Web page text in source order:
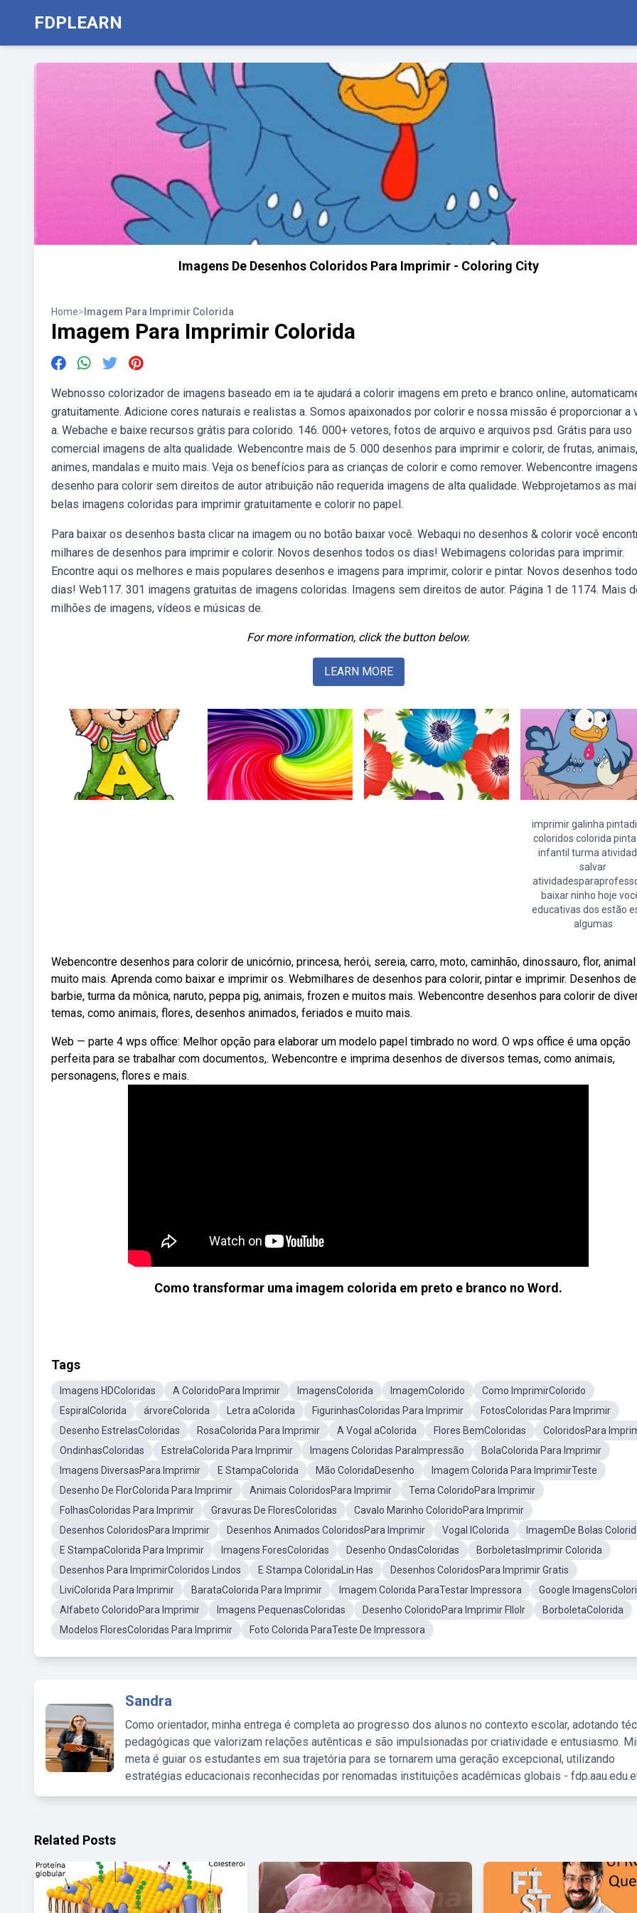
FDPLEARN
Imagens De Desenhos Coloridos Para Imprimir - Coloring City
Home> Imagem Para Imprimir Colorida
Imagem Para Imprimir Colorida
Webnosso colorizador de imagens baseado em ia te ajudará a colorir imagens em preto e branco online,
gratuitamente. Adicione cores naturais e realistas a. Somos apaixonados por colorir e nossa missão é proporcionar a
a. Webache e baixe recursos grátis para colorido. 146. 000+ vetores, fotos de arquivo e arquivos psd. Grátis para uso
comercial imagens de alta qualidade. Webencontre mais de 5. 000 desenhos para imprimir e colorir, de frutas, animais,
animes, mandalas e muito mais. Veja os benefícios para as crianças de colorir e como remover. Webencontre
desenho para colorir sem direitos de autor atribuição não requerida imagens de alta qualidade. Webprojetamos as
belas imagens coloridas para imprimir gratuitamente e colorir no papel.
Para baixar os desenhos basta clicar na imagem ou no botão baixar você. Webaqui no desenhos & colorir você
milhares de desenhos para imprimir e colorir. Novos desenhos todos os dias! Webimagens coloridas para imprimir.
Encontre aqui os melhores e mais populares desenhos e imagens para imprimir, colorir e pintar. Novos desenhos
dias! Web117. 301 imagens gratuitas de imagens coloridas. Imagens sem direitos de autor. Página 1 de 1174. Mais
milhões de imagens, vídeos e músicas de.
For more information, click the button below.
LEARN MORE
imprimir galinha
coloridos colorida
infantil turma
salvar
baixar ninho hoje
educativas dos estão
algumas
Webencontre desenhos para colorir de unicórnio, princesa, herói, sereia, carro, moto, caminhão, dinossauro, flor,
muito mais. Aprenda como baixar e imprimir os. Webmilhares de desenhos para colorir, pintar e imprimir. Desenhos de
barbie, turma da mônica, naruto, peppa pig, animais, frozen e muitos mais. Webencontre desenhos para colorir de
temas, como animais, flores, desenhos animados, feriados e muito mais.
Web — parte 4 wps office: Melhor opção para elaborar um modelo papel timbrado no word. O wps office é uma opção
perfeita para se trabalhar com documentos,. Webencontre e imprima desenhos de diversos temas, como animais,
personagens, flores e mais.
Como transformar uma imagem colorida em preto e branco no Word.
Tags
Imagens HDColoridas A ColoridoPara Imprimir ImagensColorida ImagemColorido
Como ImprimirColorido
EspiralColorida
árvoreColorida Letra aColorida FigurinhasColoridas Para Imprimir
FotosColoridas Para Imprimir
Desenho EstrelasColoridas
RosaColorida Para Imprimir A Vogal aColorida Flores BemColoridas
ColoridosPara
OndinhasColoridas
EstrelaColorida Para Imprimir Imagens Coloridas ParaImpressão
BolaColorida Para Imprimir
Imagens DiversasPara Imprimir
E StampaColorida Mão ColoridaDesenho
Imagem Colorida Para ImprimirTeste
Desenho De FlorColorida Para Imprimir
Animais ColoridosPara Imprimir
Tema ColoridoPara Imprimir
FolhasColoridas Para Imprimir
Gravuras De FloresColoridas
Cavalo Marinho ColoridoPara Imprimir
Desenhos ColoridosPara Imprimir
Desenhos Animados ColoridosPara Imprimir Vogal IColorida
ImagemDe Bolas
E StampaColorida Para Imprimir
Imagens ForesColoridas Desenho OndasColoridas
BorboletasImprimir Colorida
Desenhos Para ImprimirColoridos Lindos
E Stampa ColoridaLin Has
Desenhos ColoridosPara Imprimir Gratis
LiviColorida Para Imprimir
BarataColorida Para Imprimir Imagem Colorida ParaTestar Impressora
Google
Alfabeto ColoridoPara Imprimir
Imagens PequenasColoridas Desenho ColoridoPara Imprimir Fllolr
BorboletaColorida
Modelos FloresColoridas Para Imprimir
Foto Colorida ParaTeste De Impressora
Sandra
Como orientador, minha entrega é completa ao progresso dos alunos no contexto escolar, adotando
pedagógicas que valorizam relações autênticas e são impulsionadas por criatividade e entusiasmo.
meta é guiar os estudantes em sua trajetória para se tornarem uma geração excepcional, utilizando
estratégias educacionais reconhecidas por renomadas instituições acadêmicas globais -
Related Posts